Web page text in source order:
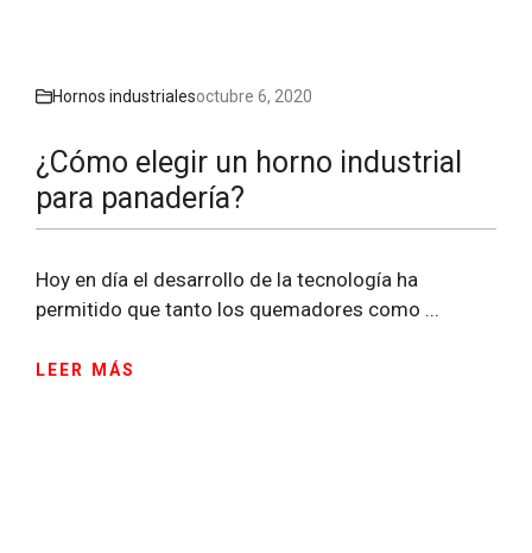
Hornos industrialesoctubre 6, 2020
¿Cómo elegir un horno industrial
para panadería?
Hoy en día el desarrollo de la tecnología ha
permitido que tanto los quemadores como ...
LEER MÁS